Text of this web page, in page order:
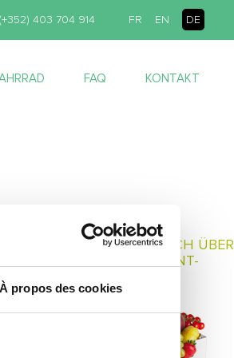
À propos des cookies
FR EN DE
403 704 914
FAQ KONTAKT
INTERESSIERT?
INFORMIEREN SIE SICH ÜBER
UNSERE ABONNEMENT-